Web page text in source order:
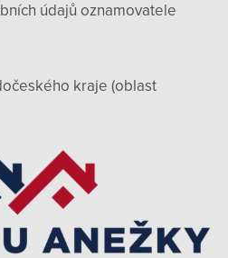
údajů oznamovatele
kraje (oblast